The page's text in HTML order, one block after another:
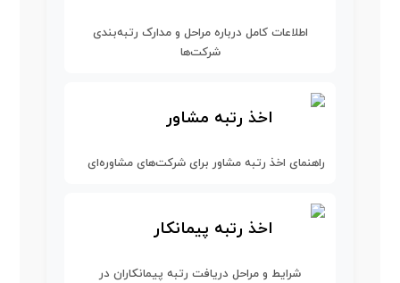
اطلاعات کامل درباره مراحل و مدارک رتبه‌بندی
شرکت‌ها
اخذ رتبه مشاور
راهنمای اخذ رتبه مشاور برای شرکت‌های مشاوره‌ای
اخذ رتبه پیمانکار
شرایط و مراحل دریافت رتبه پیمانکاران در